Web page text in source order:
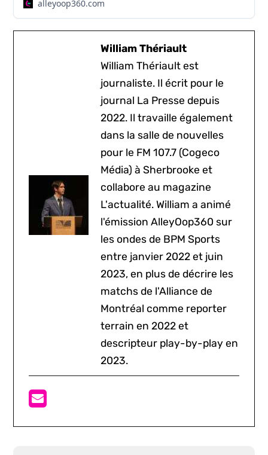
alleyoop360.com
William Thériault
William Thériault est
journaliste. Il écrit pour le
journal La Presse depuis
2022. Il travaille également
dans la salle de nouvelles
pour le FM 107.7 (Cogeco
Média) à Sherbrooke et
collabore au magazine
L'actualité. William a animé
l'émission AlleyOop360 sur
les ondes de BPM Sports
entre janvier 2022 et juin
2023, en plus de décrire les
matchs de l'Alliance de
Montréal comme reporter
terrain en 2022 et
descripteur play-by-play en
2023.